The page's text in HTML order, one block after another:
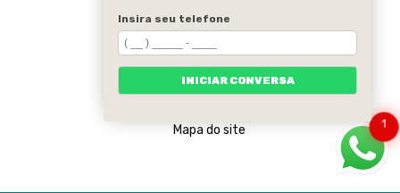
Sobre
Galeria
Contato
Mapa do site
1
Insira seu telefone
INICIAR CONVERSA